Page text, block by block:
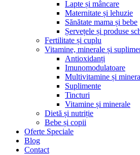
Lapte și mâncare
Maternitate și lehuzie
Sănătate mama și bebe
Șervețele și produse
Fertilitate și cuplu
Vitamine, minerale și
Antioxidanți
Imunomodulatoare
Multivitamine și
Suplimente
Tincturi
Vitamine și minerale
Dietă și nutriție
Bebe și copii
Oferte Speciale
Blog
Contact